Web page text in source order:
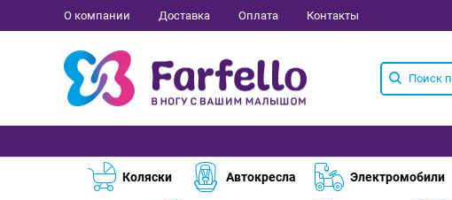
О компании Доставка Оплата Контакты
Коляски Автокресла Электромобили